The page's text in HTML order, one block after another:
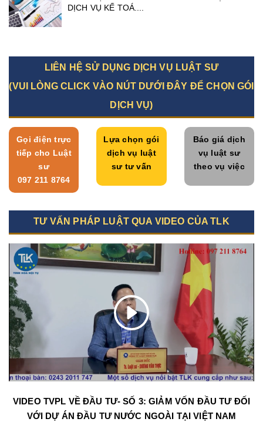
DỊCH VỤ KẾ TOÁ....
LIÊN HỆ SỬ DỤNG DỊCH VỤ LUẬT SƯ
(VUI LÒNG CLICK VÀO NÚT DƯỚI ĐÂY ĐỂ CHỌN GÓI
DỊCH VỤ)
Gọi điện trực
tiếp cho Luật
sư
097 211 8764
Lựa chọn gói
dịch vụ luật
sư tư vấn
Báo giá dịch
vụ luật sư
theo vụ việc
TƯ VẤN PHÁP LUẬT QUA VIDEO CỦA TLK
VIDEO TVPL VỀ ĐẦU TƯ- SỐ 3: GIẢM VỐN ĐẦU TƯ ĐỐI
VỚI DỰ ÁN ĐẦU TƯ NƯỚC NGOÀI TẠI VIỆT NAM